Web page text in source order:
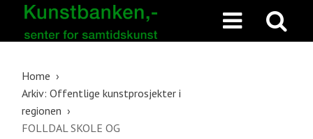
Home
Arkiv: Offentlige kunstprosjekter i
regionen
FOLLDAL SKOLE OG